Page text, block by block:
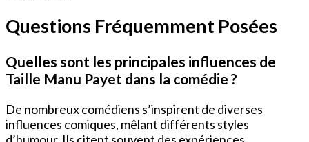
Questions Fréquemment Posées
Quelles sont les principales influences de
Taille Manu Payet dans la comédie ?
De nombreux comédiens s’inspirent de diverses
influences comiques, mêlant différents styles
d’humour. Ils citent souvent des expériences